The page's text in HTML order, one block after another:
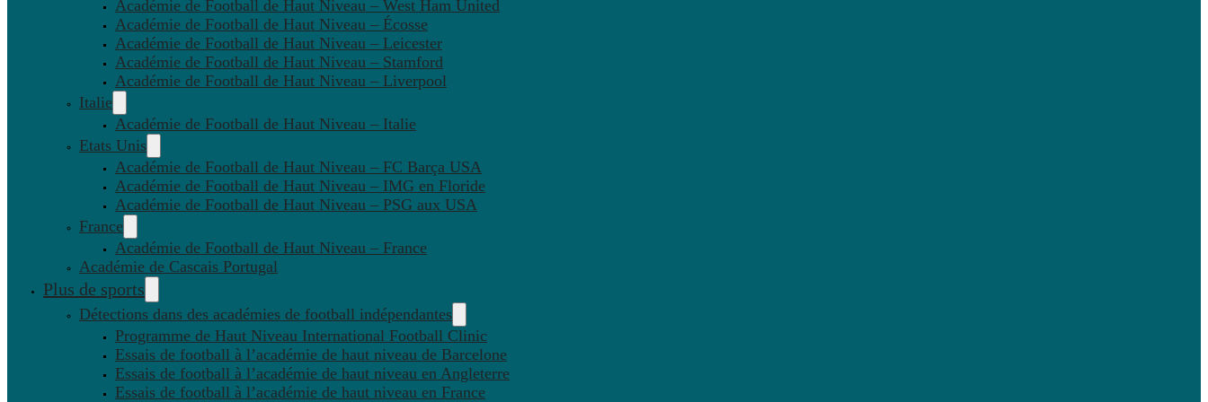
Académie de Football de Haut Niveau – West Ham United
Académie de Football de Haut Niveau – Écosse
Académie de Football de Haut Niveau – Leicester
Académie de Football de Haut Niveau – Stamford
Académie de Football de Haut Niveau – Liverpool
Italie
Académie de Football de Haut Niveau – Italie
Etats Unis
Académie de Football de Haut Niveau – FC Barça USA
Académie de Football de Haut Niveau – IMG en Floride
Académie de Football de Haut Niveau – PSG aux USA
France
Académie de Football de Haut Niveau – France
Académie de Cascais Portugal
Plus de sports
Détections dans des académies de football indépendantes
Programme de Haut Niveau International Football Clinic
Essais de football à l’académie de haut niveau de Barcelone
Essais de football à l’académie de haut niveau en Angleterre
Essais de football à l’académie de haut niveau en France